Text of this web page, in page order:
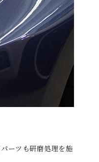
ーツも研磨処理を施